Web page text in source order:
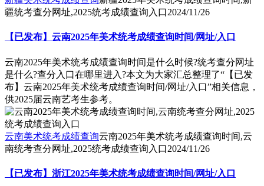
疆统考查分网址,2025统考成绩查询入口2024/11/26
【已发布】云南2025年美术统考成绩查询时间/网址/入口
云南2025年美术统考成绩查询时间是什么时候?统考查分网址
是什么?查分入口在哪里进入?本文为大家汇总整理了“【已发
布】云南2025年美术统考成绩查询时间/网址/入口”相关信息，
供2025届云南艺考生参考。
云南美术统考成绩查询云南2025年美术统考成绩查询时间,云
南统考查分网址,2025统考成绩查询入口2024/11/26
【已发布】浙江2025年美术统考成绩查询时间/网址/入口